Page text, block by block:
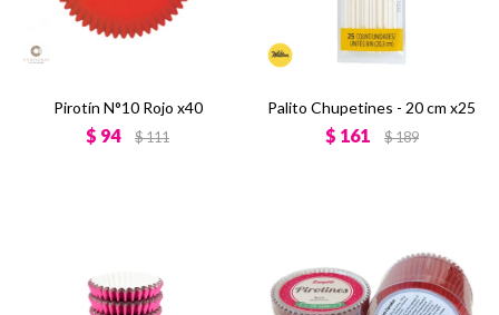
Pirotín N°10 Rojo x40
$ 94 $111
Palito Chupetines - 20 cm x25
$ 161 $189